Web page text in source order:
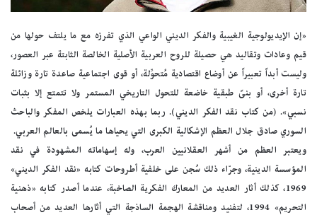
«إن الإيديولوجية الغيبية والفكر الديني الواعي الذي تفرزه مع ما يلتف حولها من
قيم وعادات وتقاليد هي حصيلة للروح العربية الأصلية الخالصة الثابتة عبر العصور،
وليست أبداً تعبيراً عن أوضاع اقتصادية مُتحوِّلة، أو قوى اجتماعية صاعدة تارة وزائلة
تارة أخرى، أو بنىً طبقية خاضعة للتحول التاريخي المستمر ولا تتمتع إلا بثبات
نسبي». (من كتاب نقد الفكر الديني). ربما بهذه العبارات يلخص المفكر والباحث
السوري صادق جلال العظم الإشكالية الكبرى التي يحياها ما يُسمى بالعالم العربي.
ويعتبر العظم من أشهر العقلانيين العرب، وله إسهاماته المشهودة في نقد
المؤسسة الدينية، وجرّاء ذلك سُجن على خلفية أطروحات كتابه «نقد الفكر الديني»
1969، كذلك أثار العديد من المعارك الفكرية الصاخبة، عندما أصدر كتابه «ذهنية
التحريم» 1994، لتفنيد ومناقشة الهجمة الساذجة التي أثارها العديد من أصحاب